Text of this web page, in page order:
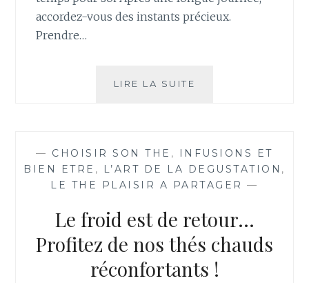
accordez-vous des instants précieux.
Prendre…
LIRE LA SUITE
ET
SAVEURS
DÉLICATES
— CHOISIR SON THE ,
INFUSIONS ET
BIEN ETRE , L’ART DE LA DEGUSTATION ,
LE THE PLAISIR A PARTAGER —
Le froid est de retour…
Profitez de nos thés chauds
réconfortants !